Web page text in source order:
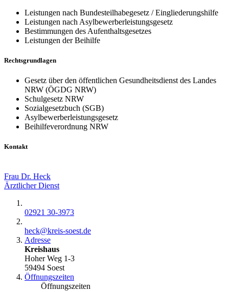
Leistungen nach Bundesteilhabegesetz / Eingliederungshilfe
Leistungen nach Asylbewerberleistungsgesetz
Bestimmungen des Aufenthaltsgesetzes
Leistungen der Beihilfe
Rechtsgrundlagen
Gesetz über den öffentlichen Gesundheitsdienst des Landes
NRW (ÖGDG NRW)
Schulgesetz NRW
Sozialgesetzbuch (SGB)
Asylbewerberleistungsgesetz
Beihilfeverordnung NRW
Kontakt
Frau Dr. Heck
Ärztlicher Dienst
02921 30-3973
heck@​kreis-soest.de
Adresse
Kreishaus
Hoher Weg 1-3
59494 Soest
Öffnungszeiten
Öffnungszeiten